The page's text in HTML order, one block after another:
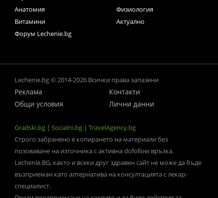
Анатомия
Физиология
Витамини
Актуално
Форум Lechenie.bg
Lechenie.bg © 2014-2026 Всички права запазени
Реклама
Контакти
Общи условия
Лични данни
Gradski.bg | Socialni.bg | TravelAgency.bg
Строго забранено е копирането на материали без
позоваване на източника с активна dofollow връзка.
Lechenie.BG, както и всеки друг здравен сайт не може да бъде
възприеман като алтернатива на консултацията с лекар-
специалист.